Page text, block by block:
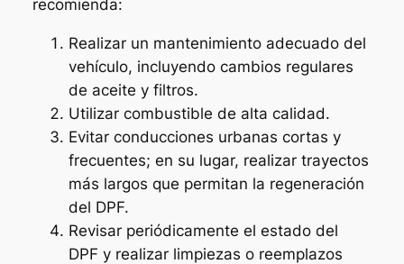
recomienda:
Realizar un mantenimiento adecuado del
vehículo, incluyendo cambios regulares
de aceite y filtros.
Utilizar combustible de alta calidad.
Evitar conducciones urbanas cortas y
frecuentes; en su lugar, realizar trayectos
más largos que permitan la regeneración
del DPF.
Revisar periódicamente el estado del
DPF y realizar limpiezas o reemplazos